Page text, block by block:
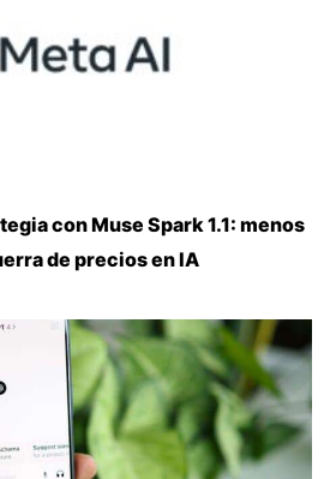
con Muse Spark 1.1: menos
de precios en IA